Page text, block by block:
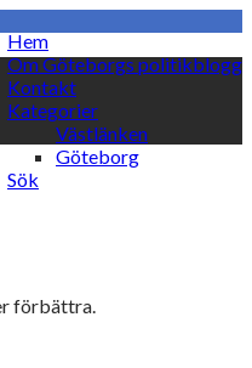
Hem
Om Göteborgs politikblogg
Kontakt
Kategorier
Västlänken
Göteborg
Sök
förbättra.